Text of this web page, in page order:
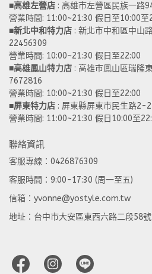
■高雄左營店 : 高雄市左營區民族一路
營業時間: 11:00~21:30 假日至10:00至
■新北中和特力店 : 新北市中和區中山
22456309
營業時間: 10:00~21:30 假日至22:00
■高雄鳳山特力店 : 高雄市鳳山區瑞隆
7672816
營業時間: 10:00~21:30 假日至22:00
■屏東特力店 : 屏東縣屏東市民生路2-
營業時間: 11:00~21:30 假日10:00至
聯絡資訊
客服專線：0426876309
客服時間：9:00-17:30 (周一至五)
信箱：yvonne@yostyle.com.tw
地址：台中市大安區東西六路二段58號